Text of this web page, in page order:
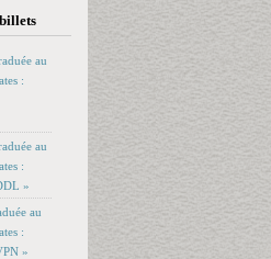
au
:
au
:
»
au
:
»